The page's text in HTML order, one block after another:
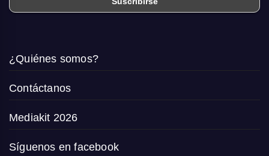
¿Quiénes somos?
Contáctanos
Mediakit 2026
Síguenos en facebook